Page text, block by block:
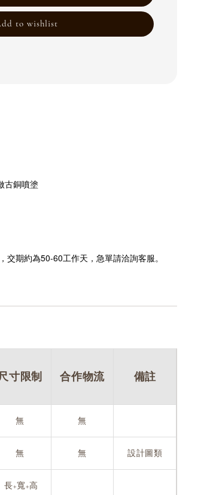
to wishlist
古銅噴塗
期約為50-60工作天，急單請洽詢客服。
寸限制 合作物流 備註
無 無
無 無 設計圖類
長+寬+高